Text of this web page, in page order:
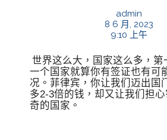
admin
8 6 月, 2023
9:10 上午
世界这么大，国家这么多，第
一个国家就算你有签证也有可
况。菲律宾，你让我们迈出国
多2-3倍的钱，却又让我们担
奇的国家。